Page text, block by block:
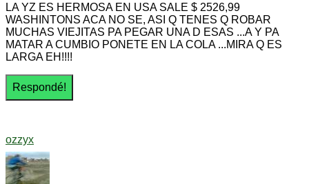
LA YZ ES HERMOSA EN USA SALE $ 2526,99
WASHINTONS ACA NO SE, ASI Q TENES Q ROBAR
MUCHAS VIEJITAS PA PEGAR UNA D ESAS ...A Y PA
MATAR A CUMBIO PONETE EN LA COLA ...MIRA Q ES
LARGA EH!!!!
ozzyx